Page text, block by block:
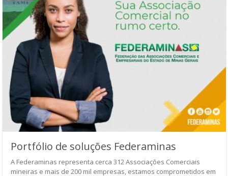
Portfólio de soluções Federaminas
A Federaminas representa cerca 312 Associações Comerciais
mineiras e mais de 200 mil empresas, estamos comprometidos em